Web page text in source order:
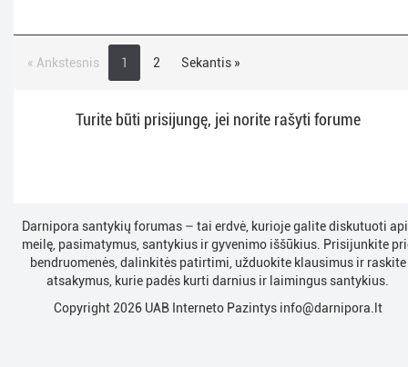
« Ankstesnis 1 2 Sekantis »
Turite būti prisijungę, jei norite rašyti forume
Darnipora santykių forumas – tai erdvė, kurioje galite diskutuoti
meilę, pasimatymus, santykius ir gyvenimo iššūkius. Prisijunkite
bendruomenės, dalinkitės patirtimi, užduokite klausimus ir raskite
atsakymus, kurie padės kurti darnius ir laimingus santykius.
Copyright 2026 UAB Interneto Pazintys info@darnipora.lt